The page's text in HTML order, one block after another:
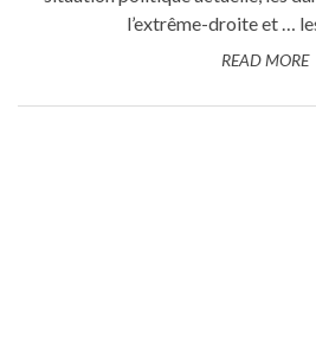
l’extrême-droite et …
READ MORE